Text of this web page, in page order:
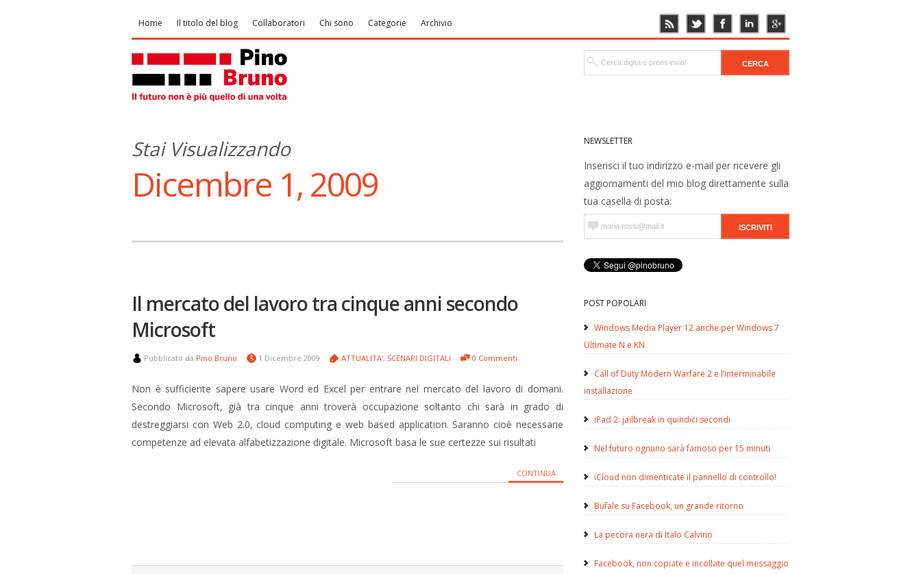
Home Il titolo del blog Collaboratori Chi sono Categorie Archivio
NEWSLETTER
Inserisci il tuo indirizzo e-mail per ricevere gli
aggiornamenti del mio blog direttamente sulla
tua casella di posta:
POST POPOLARI
Windows Media Player 12 anche per Windows 7
Ultimate N e KN
Call of Duty Modern Warfare 2 e l’interminabile
installazione
iPad 2: jailbreak in quindici secondi
Nel futuro ognuno sarà famoso per 15 minuti
iCloud non dimenticate il pannello di controllo!
Bufale su Facebook, un grande ritorno
La pecora nera di Italo Calvino
Facebook, non copiate e incollate quel messaggio
Stai Visualizzando
Dicembre 1, 2009
Il mercato del lavoro tra cinque anni secondo
Microsoft
Pubblicato da Pino Bruno 1 Dicembre 2009 ATTUALITA', SCENARI DIGITALI 0 Commenti
Non è sufficiente sapere usare Word ed Excel per entrare nel mercato del lavoro di domani.
Secondo Microsoft, già tra cinque anni troverà occupazione soltanto chi sarà in grado di
destreggiarsi con Web 2.0, cloud computing e web based application. Saranno cioè necessarie
competenze ad elevata alfabetizzazione digitale. Microsoft basa le sue certezze sui risultati
CONTINUA